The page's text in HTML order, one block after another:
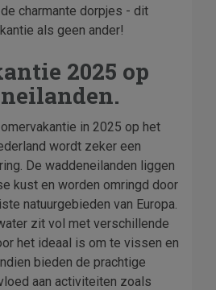
charmante dorpjes - dit
als geen ander!
2025 op
in 2025 op het
wordt zeker een
De waddeneilanden liggen
kust en worden omringd door
natuurgebieden van Europa.
zit vol met verschillende
het ideaal is om te vissen en
bieden de prachtige
aan activiteiten zoals